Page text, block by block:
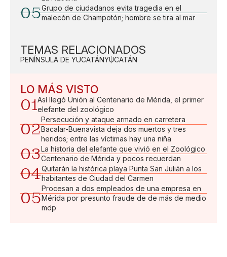
05Grupo de ciudadanos evita tragedia en el
malecón de Champotón; hombre se tira al mar
TEMAS RELACIONADOS
PENÍNSULA DE YUCATÁNYUCATÁN
LO MÁS VISTO
01Así llegó Unión al Centenario de Mérida, el primer
elefante del zoológico
02
Persecución y ataque armado en carretera
Bacalar-Buenavista deja dos muertos y tres
heridos; entre las víctimas hay una niña
03La historia del elefante que vivió en el Zoológico
Centenario de Mérida y pocos recuerdan
04Quitarán la histórica playa Punta San Julián a los
habitantes de Ciudad del Carmen
05
Procesan a dos empleados de una empresa en
Mérida por presunto fraude de de más de medio
mdp